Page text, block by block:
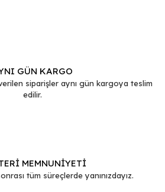
GÜN KARGO
siparişler aynı gün kargoya teslim
edilir.
MEMNUNİYETİ
tüm süreçlerde yanınızdayız.